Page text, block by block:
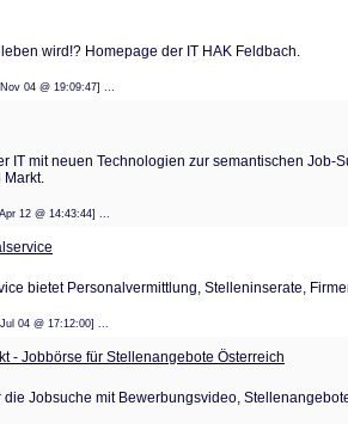
wird!? Homepage der IT HAK Feldbach.
13 Nov 04 @ 19:09:47] ...
IT mit neuen Technologien zur semantischen
Markt.
Apr 12 @ 14:43:44] ...
bietet Personalvermittlung, Stelleninserate,
09 Jul 04 @ 17:12:00] ...
- Jobbörse für Stellenangebote Österreich
Jobsuche mit Bewerbungsvideo,